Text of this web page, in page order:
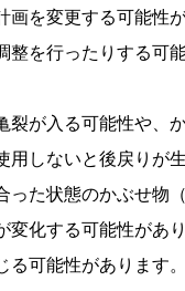
を変更する可能性が
を行ったりする可
が入る可能性や、
しないと後戻りが
た状態のかぶせ物
化する可能性があり
る可能性があります